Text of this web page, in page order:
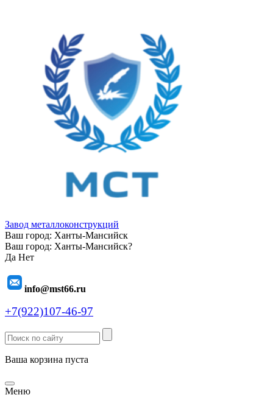
Завод металлоконструкций
Ваш город: Ханты-Мансийск
Ваш город: Ханты-Мансийск?
Да Нет
info@mst66.ru
+7(922)107-46-97
Ваша корзина пуста
Меню